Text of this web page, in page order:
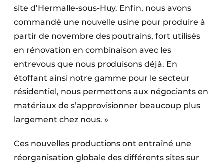
site d’Hermalle-sous-Huy. Enfin, nous avons
commandé une nouvelle usine pour produire à
partir de novembre des poutrains, fort utilisés
en rénovation en combinaison avec les
entrevous que nous produisons déjà. En
étoffant ainsi notre gamme pour le secteur
résidentiel, nous permet­tons aux négociants en
matériaux de s’approvisionner beaucoup plus
largement chez nous. »
Ces nouvelles productions ont entraîné une
réorganisation globale des différents sites sur